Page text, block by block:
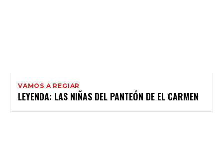
VAMOS A REGIAR
LEYENDA: LAS NIÑAS DEL PANTEÓN DE EL CARMEN